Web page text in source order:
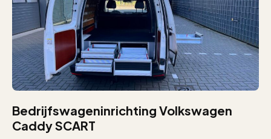
Bedrijfswageninrichting Volkswagen
Caddy SCART